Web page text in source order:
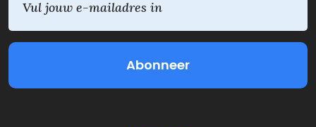
m
i
l
V